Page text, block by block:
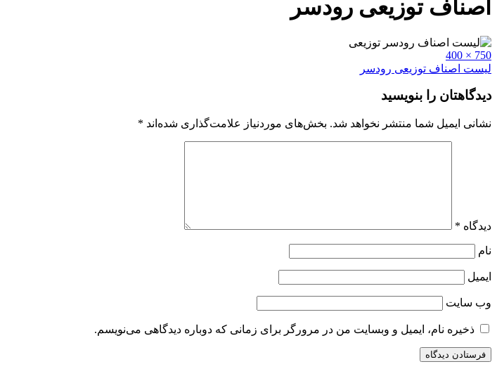
اصناف توزیعی رودسر
Full
size
750 × 400
راهبری
نوشته
لیست اصناف توزیعی رودسر
دیدگاهتان را بنویسید
نشانی ایمیل شما منتشر نخواهد شد. بخش‌های موردنیاز علامت‌گذاری شده‌اند *
دیدگاه *
نام
ایمیل
وب‌ سایت
ذخیره نام، ایمیل و وبسایت من در مرورگر برای زمانی که دوباره دیدگاهی می‌نویسم.